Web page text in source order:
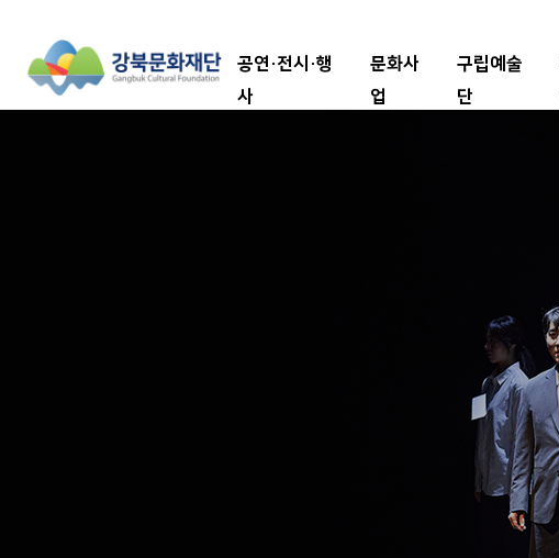
공연·전시·행
사
문화사
업
구립예술
단